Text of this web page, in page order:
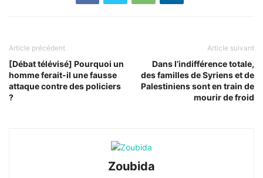
Article précédent
[Débat télévisé] Pourquoi un
homme ferait-il une fausse
attaque contre des policiers
?
Article suivant
Dans l’indifférence totale,
des familles de Syriens et de
Palestiniens sont en train de
mourir de froid
Zoubida